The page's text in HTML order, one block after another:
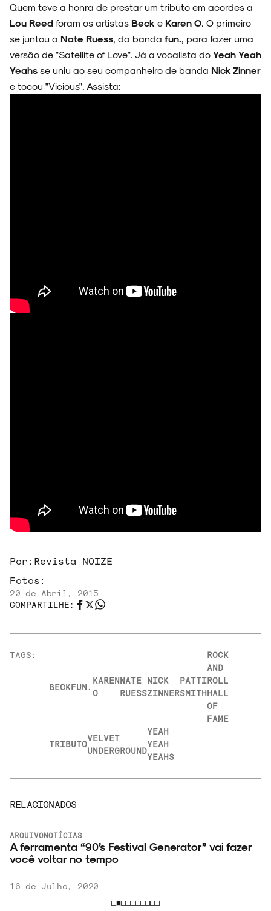
SOBRE
Quem teve a honra de prestar um tributo em acordes a
Lou Reed foram os artistas Beck e Karen O. O primeiro
se juntou a Nate Ruess, da banda fun., para fazer uma
versão de "Satellite of Love". Já a vocalista do Yeah Yeah
Yeahs se uniu ao seu companheiro de banda Nick Zinner
e tocou "Vicious". Assista:
Por: Revista NOIZE
Fotos:
20 de Abril, 2015
COMPARTILHE:
TAGS:
BECKFUN.
KAREN
O
NATE
RUESS
NICK
ZINNER
PATTI
SMITH
ROCK
AND
ROLL
HALL
OF
FAME
TRIBUTO
VELVET
UNDERGROUND
YEAH
YEAH
YEAHS
RELACIONADOS
ARQUIVONOTÍCIAS
A ferramenta “90’s Festival Generator” vai fazer
você voltar no tempo
16 de Julho, 2020